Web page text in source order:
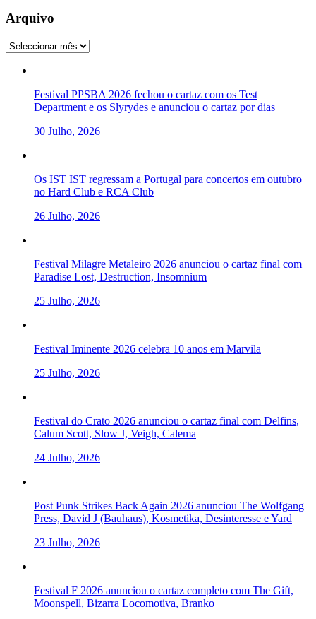
Arquivo
Arquivo
Festival PPSBA 2026 fechou o cartaz com os Test
Department e os Slyrydes e anunciou o cartaz por dias
30 Julho, 2026
Os IST IST regressam a Portugal para concertos em outubro
no Hard Club e RCA Club
26 Julho, 2026
Festival Milagre Metaleiro 2026 anunciou o cartaz final com
Paradise Lost, Destruction, Insomnium
25 Julho, 2026
Festival Iminente 2026 celebra 10 anos em Marvila
25 Julho, 2026
Festival do Crato 2026 anunciou o cartaz final com Delfins,
Calum Scott, Slow J, Veigh, Calema
24 Julho, 2026
Post Punk Strikes Back Again 2026 anunciou The Wolfgang
Press, David J (Bauhaus), Kosmetika, Desinteresse e Yard
23 Julho, 2026
Festival F 2026 anunciou o cartaz completo com The Gift,
Moonspell, Bizarra Locomotiva, Branko